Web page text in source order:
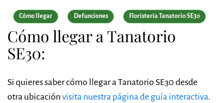
Cómo llegar Defunciones Floristería Tanatorio SE30
Cómo llegar a Tanatorio
SE30:
Si quieres saber cómo llegar a Tanatorio SE30 desde
otra ubicación visita nuestra página de guía interactiva.